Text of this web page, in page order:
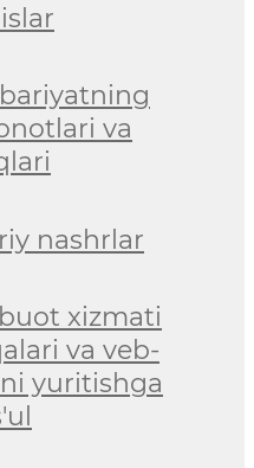
va
nashrlar
xizmati
va veb-
yuritishga